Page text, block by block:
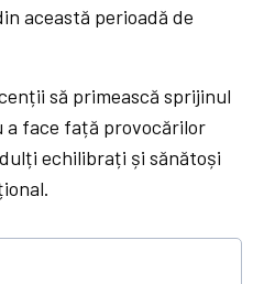
această perioadă de
să primească sprijinul
a face față provocărilor
echilibrați și sănătoși